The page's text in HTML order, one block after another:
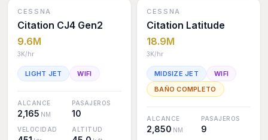
CESSNA
Citation CJ4 Gen2
9.6M
3K/hr
LIGHT JET WIFI
ALCANCE
2,165 NM
PASAJEROS
10
VELOCIDAD ALTITUD
CESSNA
Citation Latitude
18.9M
3K/hr
MIDSIZE JET
WIFI
BAÑO COMPLETO
ALCANCE
2,850 NM
PASAJEROS
9